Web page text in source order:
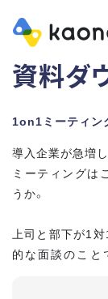
資料ダ
1on1ミーティン
導入企業が急増
ミーティングは
うか。
上司と部下が1
的な面談のこと